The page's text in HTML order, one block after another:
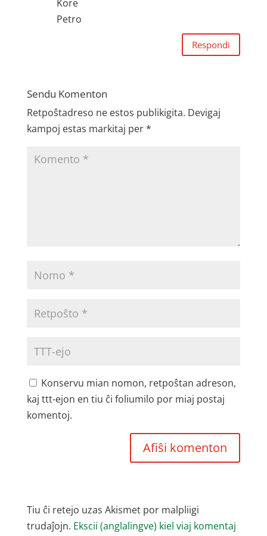
Kore
Petro
Respondi
Sendu Komenton
Retpoŝtadreso ne estos publikigita. Devigaj
kampoj estas markitaj per*
Konservu mian nomon, retpoŝtan adreson,
kaj ttt-ejon en tiu ĉi foliumilo por miaj postaj
komentoj.
Tiu ĉi retejo uzas Akismet por malpliigi
trudaĵojn. Ekscii (anglalingve) kiel viaj komentaj